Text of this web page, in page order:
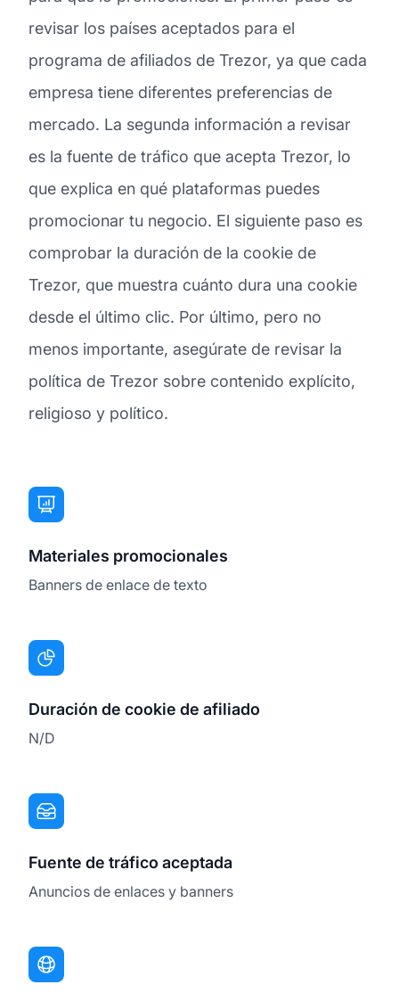
revisar los países aceptados para el
programa de afiliados de Trezor, ya que cada
empresa tiene diferentes preferencias de
mercado. La segunda información a revisar
es la fuente de tráfico que acepta Trezor, lo
que explica en qué plataformas puedes
promocionar tu negocio. El siguiente paso es
comprobar la duración de la cookie de
Trezor, que muestra cuánto dura una cookie
desde el último clic. Por último, pero no
menos importante, asegúrate de revisar la
política de Trezor sobre contenido explícito,
religioso y político.
Materiales promocionales
Banners de enlace de texto
Duración de cookie de afiliado
N/D
Fuente de tráfico aceptada
Anuncios de enlaces y banners